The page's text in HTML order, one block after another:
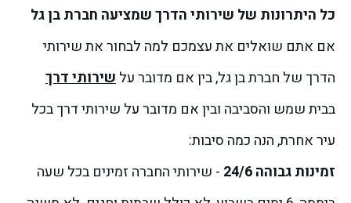
כל היתרונות של שירותי הדרך שמציעה חברת בן גל
אם אתם שואלים את עצמכם למה לבחור את שירותי
הדרך של חברת בן גל, בין אם מדובר עלשירותי דרך
בבית שמש והסביבה ובין אם מדובר על שירותי דרך בכל
עיר אחרת, הנה כמה סיבות:
זמינות גבוהה 24/6
- שירותי החברה זמינים בכל שעה